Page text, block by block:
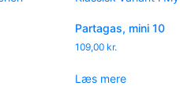
Partagas, mini 10
109,00 kr.
Læs mere